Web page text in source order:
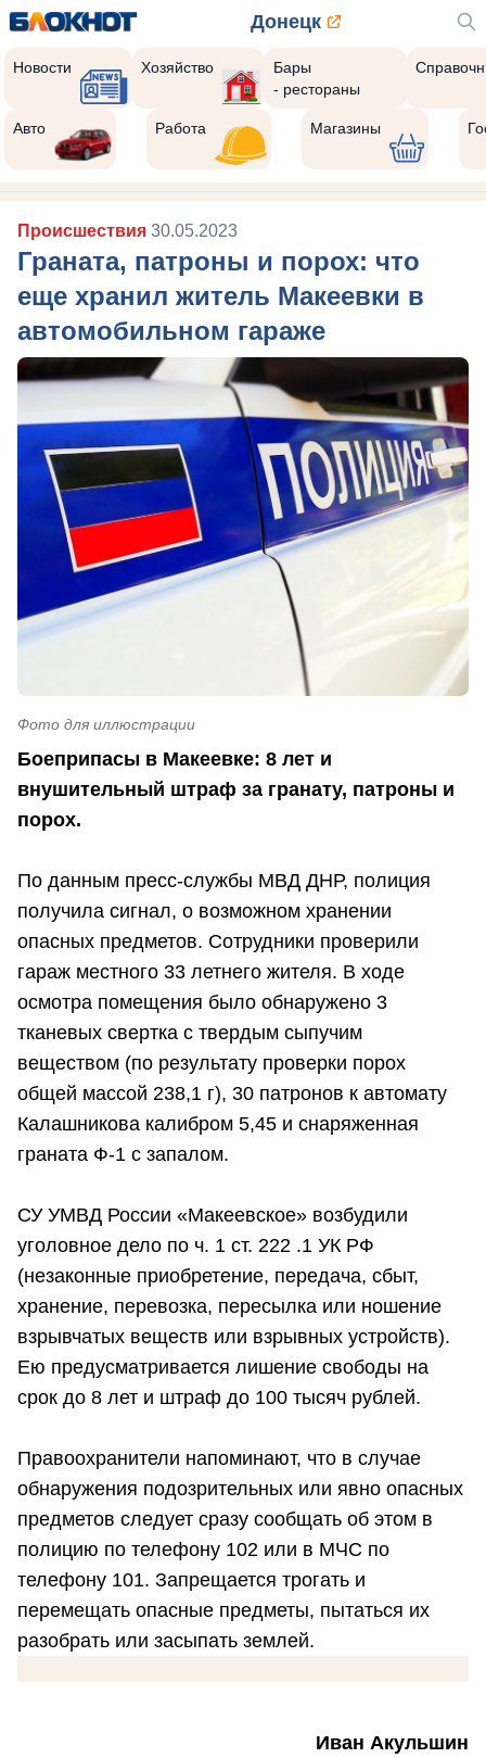
Донецк
Новости Хозяйство
Бары
- рестораны
Авто Работа Магазины
Происшествия 30.05.2023
Граната, патроны и порох: что
еще хранил житель Макеевки в
автомобильном гараже
Фото для иллюстрации
Боеприпасы в Макеевке: 8 лет и
внушительный штраф за гранату, патроны и
порох.
По данным пресс-службы МВД ДНР, полиция
получила сигнал, о возможном хранении
опасных предметов. Сотрудники проверили
гараж местного 33 летнего жителя. В ходе
осмотра помещения было обнаружено 3
тканевых свертка с твердым сыпучим
веществом (по результату проверки порох
общей массой 238,1 г), 30 патронов к автомату
Калашникова калибром 5,45 и снаряженная
граната Ф-1 с запалом.
СУ УМВД России «Макеевское» возбудили
уголовное дело по ч. 1 ст. 222 .1 УК РФ
(незаконные приобретение, передача, сбыт,
хранение, перевозка, пересылка или ношение
взрывчатых веществ или взрывных устройств).
Ею предусматривается лишение свободы на
срок до 8 лет и штраф до 100 тысяч рублей.
Правоохранители напоминают, что в случае
обнаружения подозрительных или явно опасных
предметов следует сразу сообщать об этом в
полицию по телефону 102 или в МЧС по
телефону 101. Запрещается трогать и
перемещать опасные предметы, пытаться их
разобрать или засыпать землей.
Иван Акульшин